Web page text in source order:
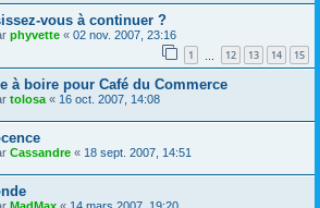
vous à continuer ?
phyvette « 02 nov. 2007, 23:16
1 12 13 14 15
à boire pour Café du Commerce
tolosa « 16 oct. 2007, 14:08
Cassandre « 18 sept. 2007, 14:51